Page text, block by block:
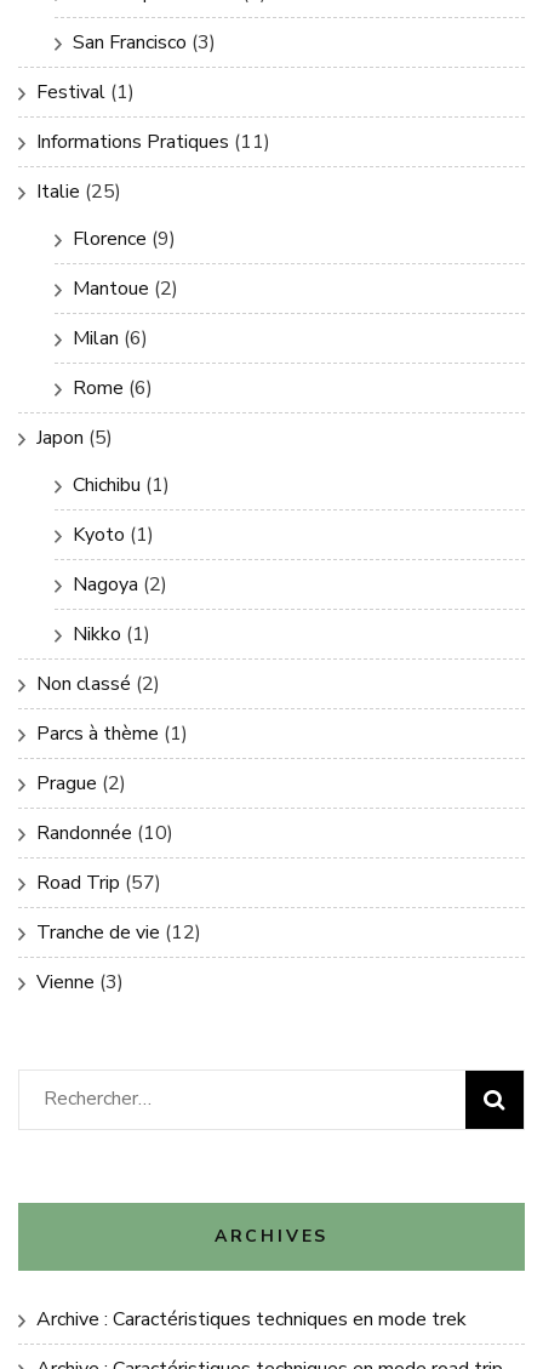
San Francisco (3)
Festival (1)
Informations Pratiques (11)
Italie (25)
Florence (9)
Mantoue (2)
Milan (6)
Rome (6)
Japon (5)
Chichibu (1)
Kyoto (1)
Nagoya (2)
Nikko (1)
Non classé (2)
Parcs à thème (1)
Prague (2)
Randonnée (10)
Road Trip (57)
Tranche de vie (12)
Vienne (3)
Rechercher :
ARCHIVES
Archive : Caractéristiques techniques en mode trek